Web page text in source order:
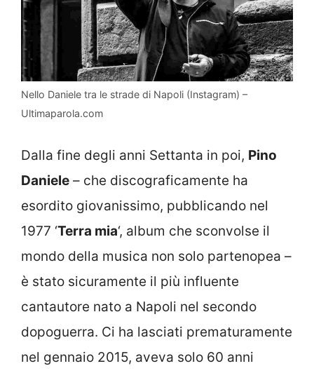
Nello Daniele tra le strade di Napoli (Instagram) –
Ultimaparola.com
Dalla fine degli anni Settanta in poi, Pino
Daniele – che discograficamente ha
esordito giovanissimo, pubblicando nel
1977 ‘Terra mia‘, album che sconvolse il
mondo della musica non solo partenopea –
è stato sicuramente il più influente
cantautore nato a Napoli nel secondo
dopoguerra. Ci ha lasciati prematuramente
nel gennaio 2015, aveva solo 60 anni